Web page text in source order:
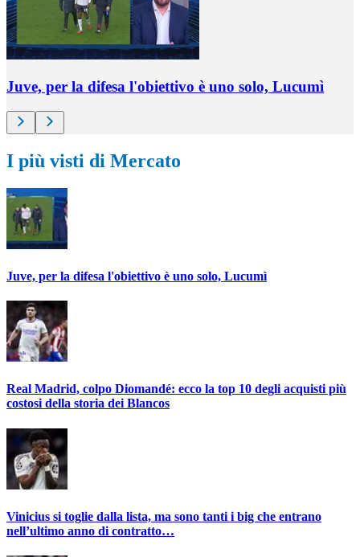
Juve, per la difesa l'obiettivo è uno solo, Lucumì
I più visti di Mercato
Juve, per la difesa l'obiettivo è uno solo, Lucumì
Real Madrid, colpo Diomandé: ecco la top 10 degli acquisti più
costosi della storia dei Blancos
Vinicius si toglie dalla lista, ma sono tanti i big che entrano
nell’ultimo anno di contratto…